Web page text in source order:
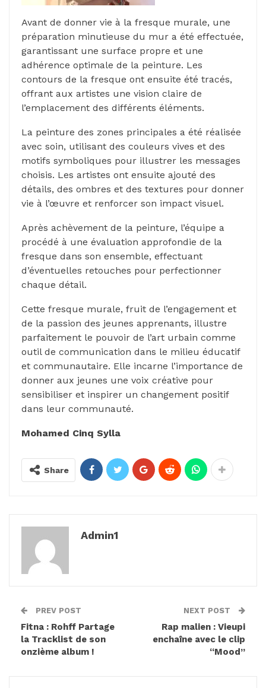
Avant de donner vie à la fresque murale, une
préparation minutieuse du mur a été effectuée,
garantissant une surface propre et une
adhérence optimale de la peinture. Les
contours de la fresque ont ensuite été tracés,
offrant aux artistes une vision claire de
l’emplacement des différents éléments.
La peinture des zones principales a été réalisée
avec soin, utilisant des couleurs vives et des
motifs symboliques pour illustrer les messages
choisis. Les artistes ont ensuite ajouté des
détails, des ombres et des textures pour donner
vie à l’œuvre et renforcer son impact visuel.
Après achèvement de la peinture, l’équipe a
procédé à une évaluation approfondie de la
fresque dans son ensemble, effectuant
d’éventuelles retouches pour perfectionner
chaque détail.
Cette fresque murale, fruit de l’engagement et
de la passion des jeunes apprenants, illustre
parfaitement le pouvoir de l’art urbain comme
outil de communication dans le milieu éducatif
et communautaire. Elle incarne l’importance de
donner aux jeunes une voix créative pour
sensibiliser et inspirer un changement positif
dans leur communauté.
Mohamed Cinq Sylla
Share
Admin1
PREV POST
Fitna : Rohff Partage
la Tracklist de son
onzième album !
NEXT POST
Rap malien : Vieupi
enchaîne avec le clip
“Mood”